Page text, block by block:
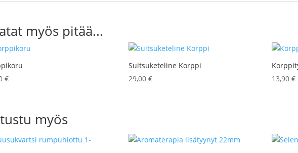
myös pitää...
€
Suitsuketeline Korppi
29,00 €
13,90€
myös